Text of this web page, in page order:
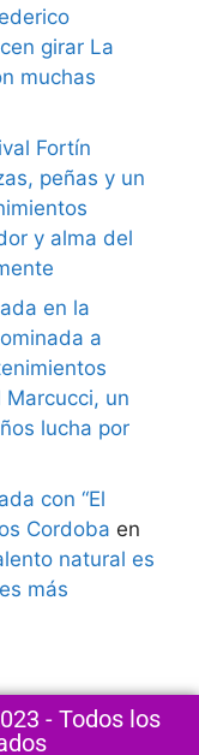
girar La
muchas
Fortín
peñas y un
y alma del
en la
a
un
lucha por
con “El
Cordoba en
natural es
más
- Todos los